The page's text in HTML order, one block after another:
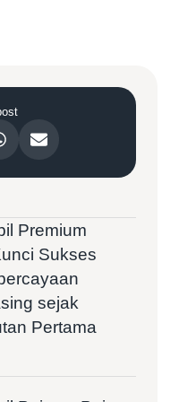
Premium
Sukses
sejak
Pertama